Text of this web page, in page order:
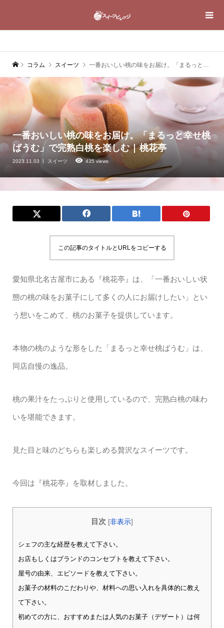
コラム スイーツ 一番おいしい桃の味をお届け。「まるっと幸せ桃ばうむ」で完熟白桃を楽しむ | 桃花亭
一番おいしい桃の味をお届け。「まるっと幸せ桃
ばうむ」で完熟白桃を楽しむ | 桃花亭
2023.11.03 スイーツ 435 views
この記事のタイトルとURLをコピーする
愛知県北名古屋市にある『桃花亭』は、「一番おいしい状
態の桃の味をお菓子にして多くの人にお届けしたい」とい
う想いをこめて、桃のお菓子を提供しています。
本物の桃のような形をした「まるっと幸せ桃ばうむ」は、
同店自慢の逸品。
桃の果汁をたっぷりと使用しているので、完熟白桃の味わ
いを堪能できます。
見た目と味のどちらも楽しめる贅沢なスイーツです。
今回は『桃花亭』を取材しました。
目次 [非表示]
シェフの主な経歴を教えて下さい。
お店もしくはブランドのコンセプトを教えて下さい。
屋号の由来、エピソードを教えて下さい。
お菓子の材料のこだわりや、材料への思い入れを具体的に教え
て下さい。
初めての方に、おすすめまたは人気のお菓子（デザート）は何